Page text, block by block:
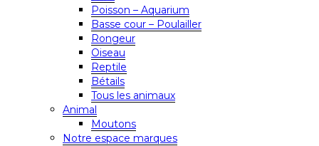
Poisson – Aquarium
Basse cour – Poulailler
Rongeur
Oiseau
Reptile
Bétails
Tous les animaux
Animal
Moutons
Notre espace marques